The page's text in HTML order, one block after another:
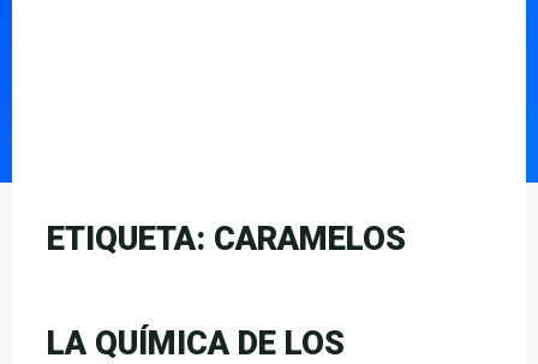
ETIQUETA: CARAMELOS
LA QUÍMICA DE LOS